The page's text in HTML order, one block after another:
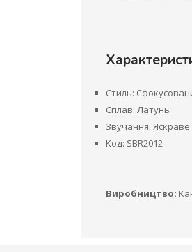
Стиль:
Сплав: Латунь
Звучання: Яскраве
Код: SBR2012
Виробництво: